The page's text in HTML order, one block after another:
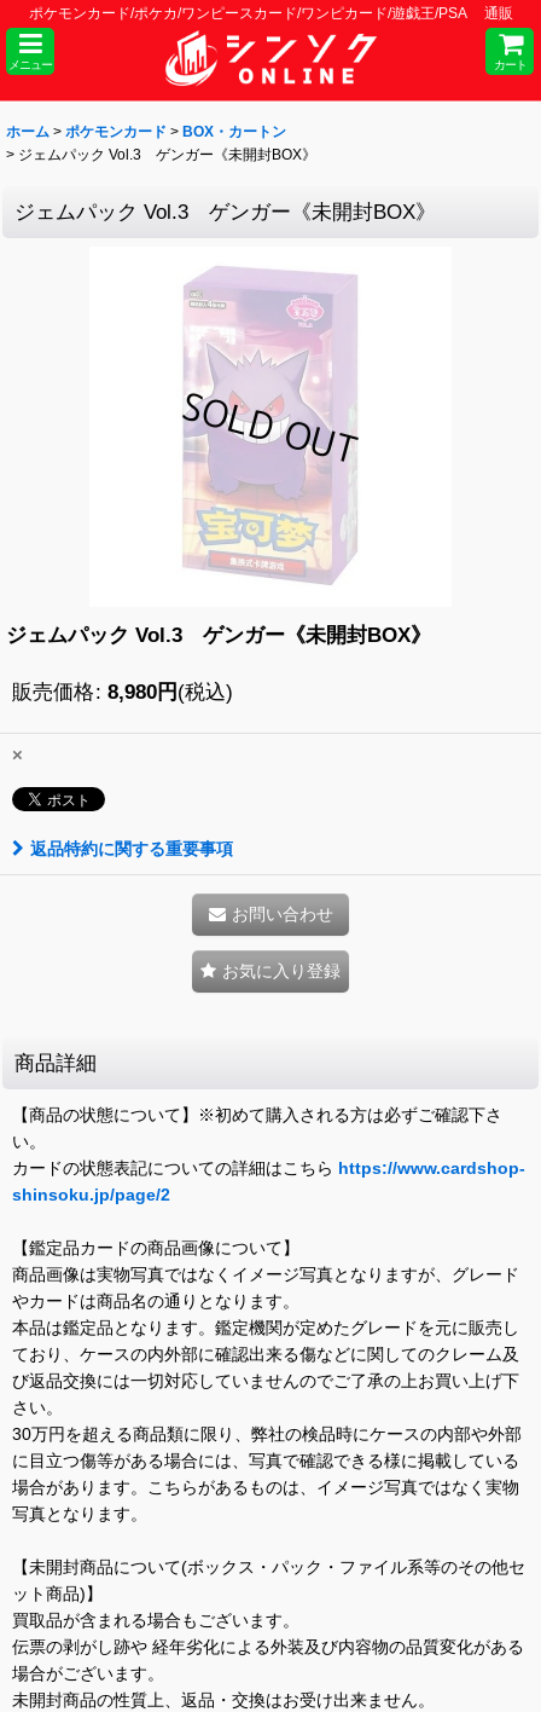
ポケモンカード/ポケカ/ワンピースカード/ワンピカード/遊戯王/PSA 通販
メニュー カート
ホーム > ポケモンカード > BOX・カートン
> ジェムパック Vol.3 ゲンガー《未開封BOX》
ジェムパック Vol.3 ゲンガー《未開封BOX》
ジェムパック Vol.3 ゲンガー《未開封BOX》
販売価格: 8,980円 (税込)
×
返品特約に関する重要事項
お問い合わせ
お気に入り登録
商品詳細
【商品の状態について】※初めて購入される方は必ずご確認下さ
い。
カードの状態表記についての詳細はこちら https://www.cardshop-
shinsoku.jp/page/2
【鑑定品カードの商品画像について】
商品画像は実物写真ではなくイメージ写真となりますが、グレード
やカードは商品名の通りとなります。
本品は鑑定品となります。鑑定機関が定めたグレードを元に販売し
ており、ケースの内外部に確認出来る傷などに関してのクレーム及
び返品交換には一切対応していませんのでご了承の上お買い上げ下
さい。
30万円を超える商品類に限り、弊社の検品時にケースの内部や外部
に目立つ傷等がある場合には、写真で確認できる様に掲載している
場合があります。こちらがあるものは、イメージ写真ではなく実物
写真となります。
【未開封商品について(ボックス・パック・ファイル系等のその他セ
ット商品)】
買取品が含まれる場合もございます。
伝票の剥がし跡や 経年劣化による外装及び内容物の品質変化がある
場合がございます。
未開封商品の性質上、返品・交換はお受け出来ません。